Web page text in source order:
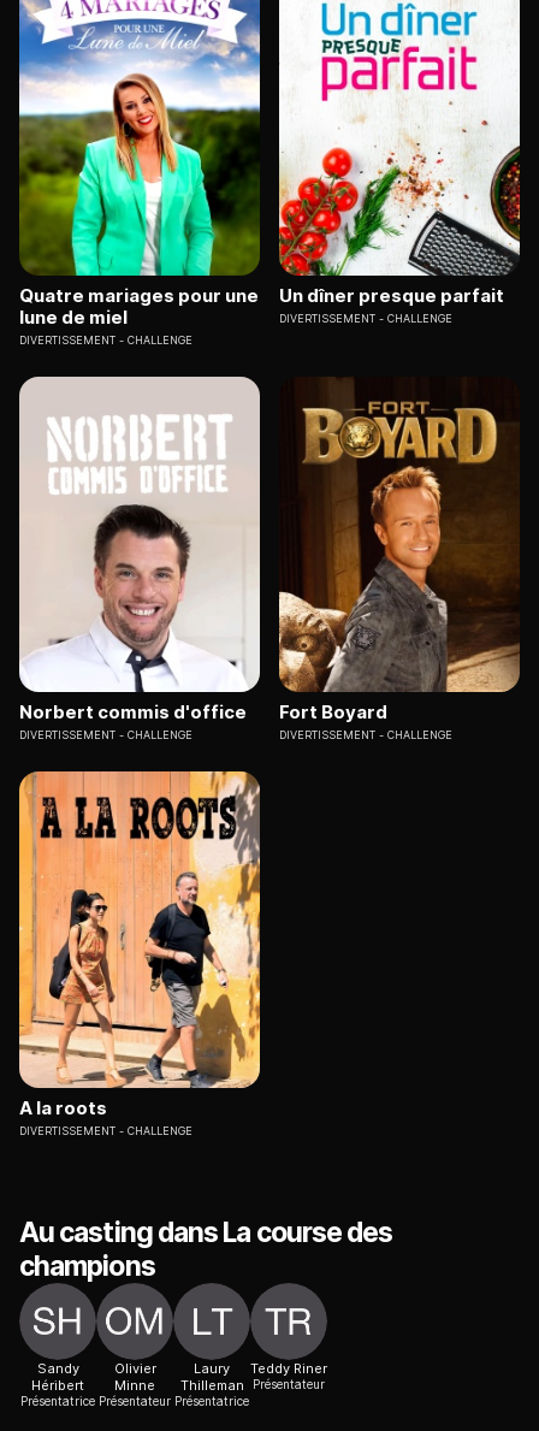
Quatre mariages pour une
lune de miel
DIVERTISSEMENT CHALLENGE
Un dîner presque parfait
DIVERTISSEMENT CHALLENGE
Norbert commis d'office
DIVERTISSEMENT CHALLENGE
Fort Boyard
DIVERTISSEMENT CHALLENGE
A la roots
DIVERTISSEMENT CHALLENGE
Au casting dans La course des
champions
Sandy
Héribert
Présentatrice
Olivier
Minne
Présentateur
Laury
Thilleman
Présentatrice
Teddy Riner
Présentateur